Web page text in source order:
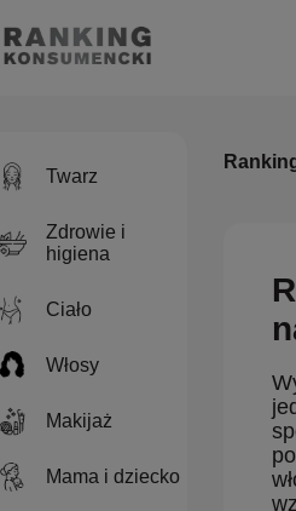
Twarz
Zdrowie i
higiena
Ciało
Włosy
Makijaż
Mama i dziecko